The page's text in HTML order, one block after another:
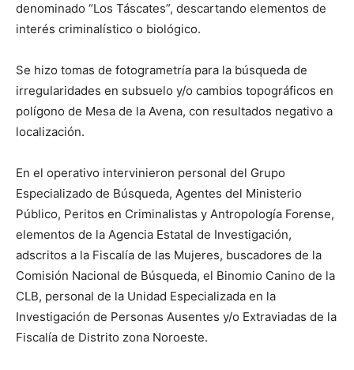
denominado “Los Táscates”, descartando elementos de
interés criminalístico o biológico.
Se hizo tomas de fotogrametría para la búsqueda de
irregularidades en subsuelo y/o cambios topográficos en
polígono de Mesa de la Avena, con resultados negativo a
localización.
En el operativo intervinieron personal del Grupo
Especializado de Búsqueda, Agentes del Ministerio
Público, Peritos en Criminalistas y Antropología Forense,
elementos de la Agencia Estatal de Investigación,
adscritos a la Fiscalía de las Mujeres, buscadores de la
Comisión Nacional de Búsqueda, el Binomio Canino de la
CLB, personal de la Unidad Especializada en la
Investigación de Personas Ausentes y/o Extraviadas de la
Fiscalía de Distrito zona Noroeste.